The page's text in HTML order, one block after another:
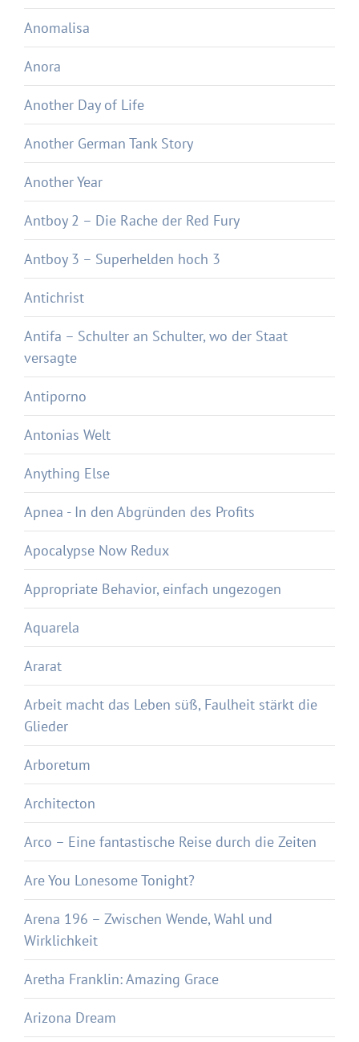
Anomalisa
Anora
Another Day of Life
Another German Tank Story
Another Year
Antboy 2 – Die Rache der Red Fury
Antboy 3 – Superhelden hoch 3
Antichrist
Antifa – Schulter an Schulter, wo der Staat
versagte
Antiporno
Antonias Welt
Anything Else
Apnea - In den Abgründen des Profits
Apocalypse Now Redux
Appropriate Behavior, einfach ungezogen
Aquarela
Ararat
Arbeit macht das Leben süß, Faulheit stärkt die
Glieder
Arboretum
Architecton
Arco – Eine fantastische Reise durch die Zeiten
Are You Lonesome Tonight?
Arena 196 – Zwischen Wende, Wahl und
Wirklichkeit
Aretha Franklin: Amazing Grace
Arizona Dream